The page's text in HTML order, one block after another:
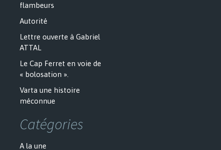
flambeurs
Autorité
Lettre ouverte à Gabriel
ATTAL
Le Cap Ferret en voie de
« bolosation ».
Varta une histoire
méconnue
Catégories
A la une